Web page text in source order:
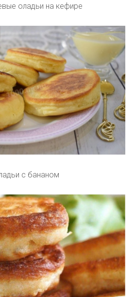
оладьи на кефире
с бананом